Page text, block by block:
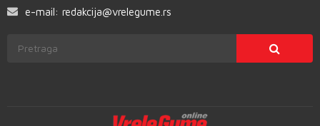
e-mail: redakcija@vrelegume.rs